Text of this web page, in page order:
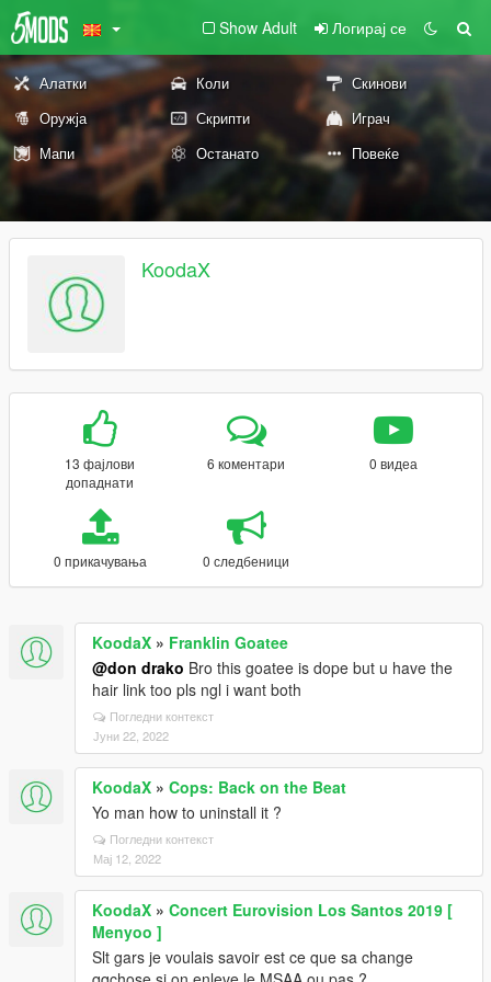
Show Adult Логирај се
Алатки Коли
Скинови
Оружја
Скрипти
Играч
Мапи
Останато Повеќе
KoodaX
13 фајлови
допаднати
6 коментари 0 видеа
0 прикачувања 0 следбеници
KoodaX » Franklin Goatee
@don drako Bro this goatee is dope but u have the
hair link too pls ngl i want both
Погледни контекст
Јуни 22, 2022
KoodaX » Cops: Back on the Beat
Yo man how to uninstall it ?
Погледни контекст
Мај 12, 2022
KoodaX » Concert Eurovision Los Santos 2019 [
Menyoo ]
Slt gars je voulais savoir est ce que sa change